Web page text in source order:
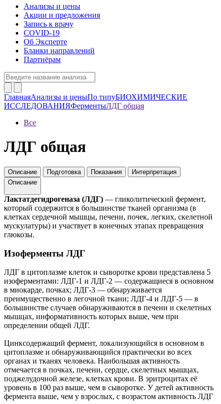
Анализы и цены
Акции и предложения
Запись к врачу
COVID-19
Об Эксперте
Бланки направлений
Партнёрам
ГлавнаяАнализы и ценыПо типуБИОХИМИЧЕСКИЕ
ИССЛЕДОВАНИЯФерментыЛДГ общая
Все
ЛДГ общая
Описание Подготовка Показания
Интерпретация
Описание
Лактатдегидрогеназа (ЛДГ) — гликолитический фермент,
который содержится в большинстве тканей организма (в
клетках сердечной мышцы, печени, почек, легких, скелетной
мускулатуры) и участвует в конечных этапах превращения
глюкозы.
Изоферменты ЛДГ
ЛДГ в цитоплазме клеток и сыворотке крови представлена 5
изоферментами: ЛДГ-1 и ЛДГ-2 — содержащиеся в основном
в миокарде, почках; ЛДГ-3 — обнаруживается
преимущественно в легочной ткани; ЛДГ-4 и ЛДГ-5 — в
большинстве случаев обнаруживаются в печени и скелетных
мышцах, информативность которых выше, чем при
определении общей ЛДГ.
Цинксодержащий фермент, локализующийся в основном в
цитоплазме и обнаруживающийся практически во всех
органах и тканях человека. Наибольшая активность
отмечается в почках, печени, сердце, скелетных мышцах,
поджелудочной железе, клетках крови. В эритроцитах её
уровень в 100 раз выше, чем в сыворотке. У детей активность
фермента выше, чем у взрослых, с возрастом активность ЛДГ